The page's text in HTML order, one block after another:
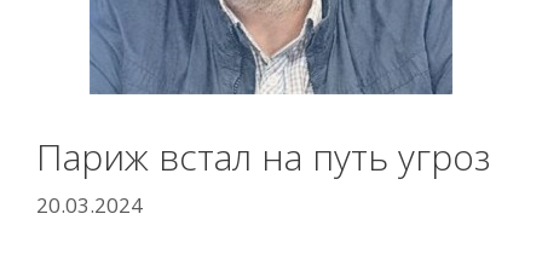
Париж встал на путь угроз
20.03.2024